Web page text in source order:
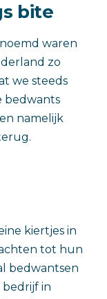
bite
waren
zo
we steeds
bedwants
namelijk
kiertjes in
tot hun
bedwantsen
bedrijf in